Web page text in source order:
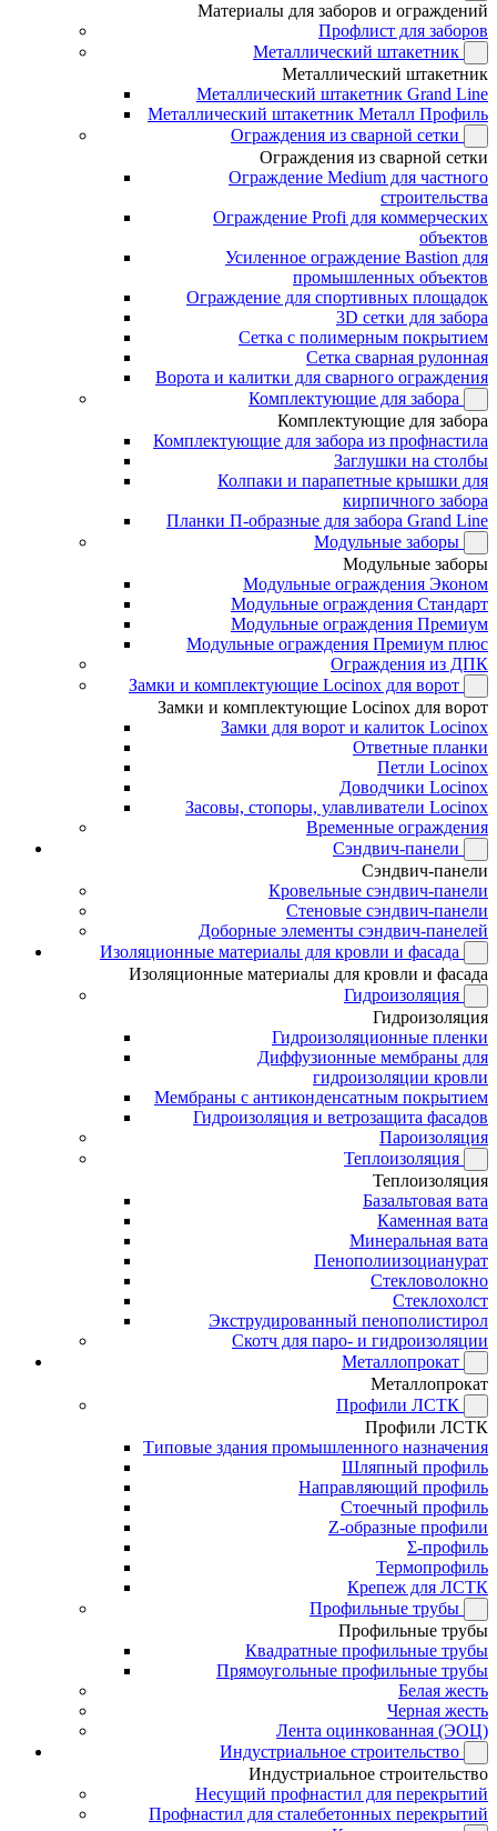
Материалы для заборов и ограждений
Профлист для заборов
Металлический штакетник
Металлический штакетник
Металлический штакетник Grand Line
Металлический штакетник Металл Профиль
Ограждения из сварной сетки
Ограждения из сварной сетки
Ограждение Medium для частного
строительства
Ограждение Profi для коммерческих
объектов
Усиленное ограждение Bastion для
промышленных объектов
Ограждение для спортивных площадок
3D сетки для забора
Сетка с полимерным покрытием
Сетка сварная рулонная
Ворота и калитки для сварного ограждения
Комплектующие для забора
Комплектующие для забора
Комплектующие для забора из профнастила
Заглушки на столбы
Колпаки и парапетные крышки для
кирпичного забора
Планки П-образные для забора Grand Line
Модульные заборы
Модульные заборы
Модульные ограждения Эконом
Модульные ограждения Стандарт
Модульные ограждения Премиум
Модульные ограждения Премиум плюс
Ограждения из ДПК
Замки и комплектующие Locinox для ворот
Замки и комплектующие Locinox для ворот
Замки для ворот и калиток Locinox
Ответные планки
Петли Locinox
Доводчики Locinox
Засовы, стопоры, улавливатели Locinox
Временные ограждения
Сэндвич-панели
Сэндвич-панели
Кровельные сэндвич-панели
Стеновые сэндвич-панели
Доборные элементы сэндвич-панелей
Изоляционные материалы для кровли и фасада
Изоляционные материалы для кровли и фасада
Гидроизоляция
Гидроизоляция
Гидроизоляционные пленки
Диффузионные мембраны для
гидроизоляции кровли
Мембраны с антиконденсатным покрытием
Гидроизоляция и ветрозащита фасадов
Пароизоляция
Теплоизоляция
Теплоизоляция
Базальтовая вата
Каменная вата
Минеральная вата
Пенополиизоцианурат
Стекловолокно
Стеклохолст
Экструдированный пенополистирол
Скотч для паро- и гидроизоляции
Металлопрокат
Металлопрокат
Профили ЛСТК
Профили ЛСТК
Типовые здания промышленного назначения
Шляпный профиль
Направляющий профиль
Стоечный профиль
Z-образные профили
Σ-профиль
Термопрофиль
Крепеж для ЛСТК
Профильные трубы
Профильные трубы
Квадратные профильные трубы
Прямоугольные профильные трубы
Белая жесть
Черная жесть
Лента оцинкованная (ЭОЦ)
Индустриальное строительство
Индустриальное строительство
Несущий профнастил для перекрытий
Профнастил для сталебетонных перекрытий